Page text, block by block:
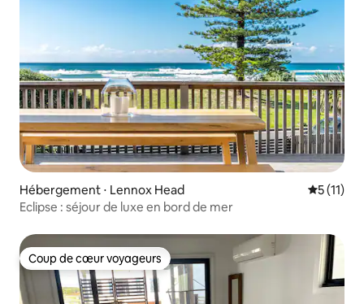
Hébergement ⋅ Lennox Head
5 (11)
Eclipse : séjour de luxe en bord de mer
Coup de cœur voyageurs
Coup de cœur voyageurs